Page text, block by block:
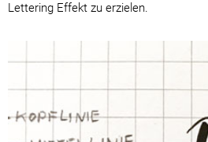
Lettering Effekt zu erzielen.